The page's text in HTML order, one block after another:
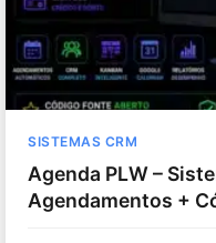
SISTEMAS CRM
Agenda PLW –
Agendamentos +